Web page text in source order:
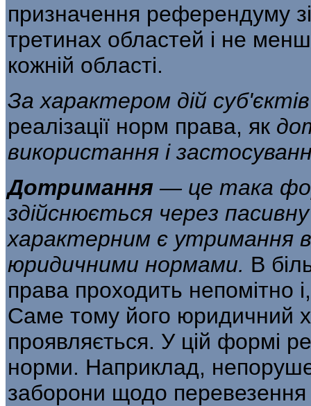
призначення референдуму
третинах областей і не менш
кожній області.
За характером дій
реалізації норм права, як
використання і
Дотримання — це така
здійснюється через
характерним є утримання
юридичними нормами. В
права проходить непомітно
Саме тому його юридичний
проявляється. У цій формі
норми. Наприклад,
заборони щодо